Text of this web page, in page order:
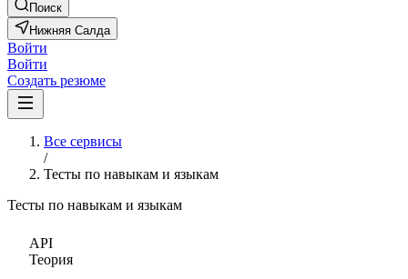
Поиск
Нижняя Салда
Войти
Войти
Создать резюме
Все сервисы
/
Тесты по навыкам и языкам
Тесты по навыкам и языкам
API
Теория